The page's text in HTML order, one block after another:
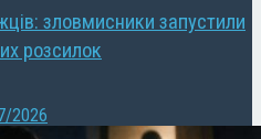
зловмисники запустили
розсилок
2026